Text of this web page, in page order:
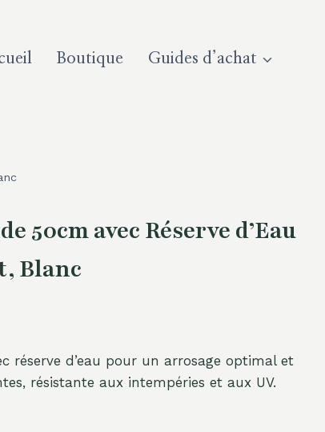
Boutique Guides d’achat
50cm avec Réserve d’Eau
Blanc
réserve d’eau pour un arrosage optimal et
résistante aux intempéries et aux UV.